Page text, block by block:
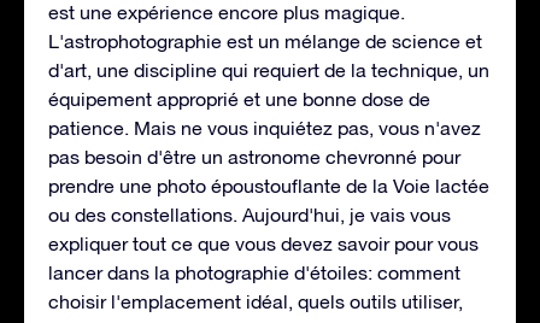
est une expérience encore plus magique.
L'astrophotographie est un mélange de science et
d'art, une discipline qui requiert de la technique, un
équipement approprié et une bonne dose de
patience. Mais ne vous inquiétez pas, vous n'avez
pas besoin d'être un astronome chevronné pour
prendre une photo époustouflante de la Voie lactée
ou des constellations. Aujourd'hui, je vais vous
expliquer tout ce que vous devez savoir pour vous
lancer dans la photographie d'étoiles: comment
choisir l'emplacement idéal, quels outils utiliser,